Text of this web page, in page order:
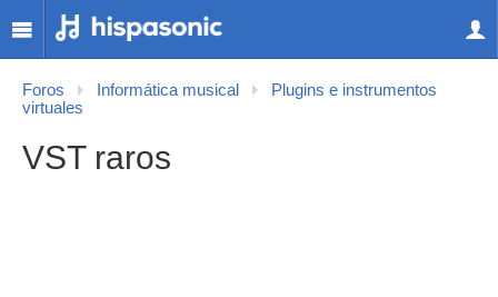
Foros Informática musical
Plugins e instrumentos
virtuales
VST raros